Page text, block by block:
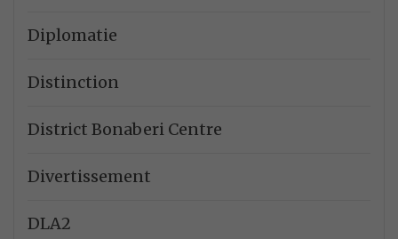
Diplomatie
Distinction
District Bonaberi Centre
Divertissement
DLA2